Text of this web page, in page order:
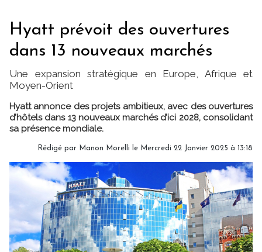
Hyatt prévoit des ouvertures
dans 13 nouveaux marchés
Une expansion stratégique en Europe, Afrique et
Moyen-Orient
Hyatt annonce des projets ambitieux, avec des ouvertures
d’hôtels dans 13 nouveaux marchés d’ici 2028, consolidant
sa présence mondiale.
Rédigé par Manon Morelli le Mercredi 22 Janvier 2025 à 13:18